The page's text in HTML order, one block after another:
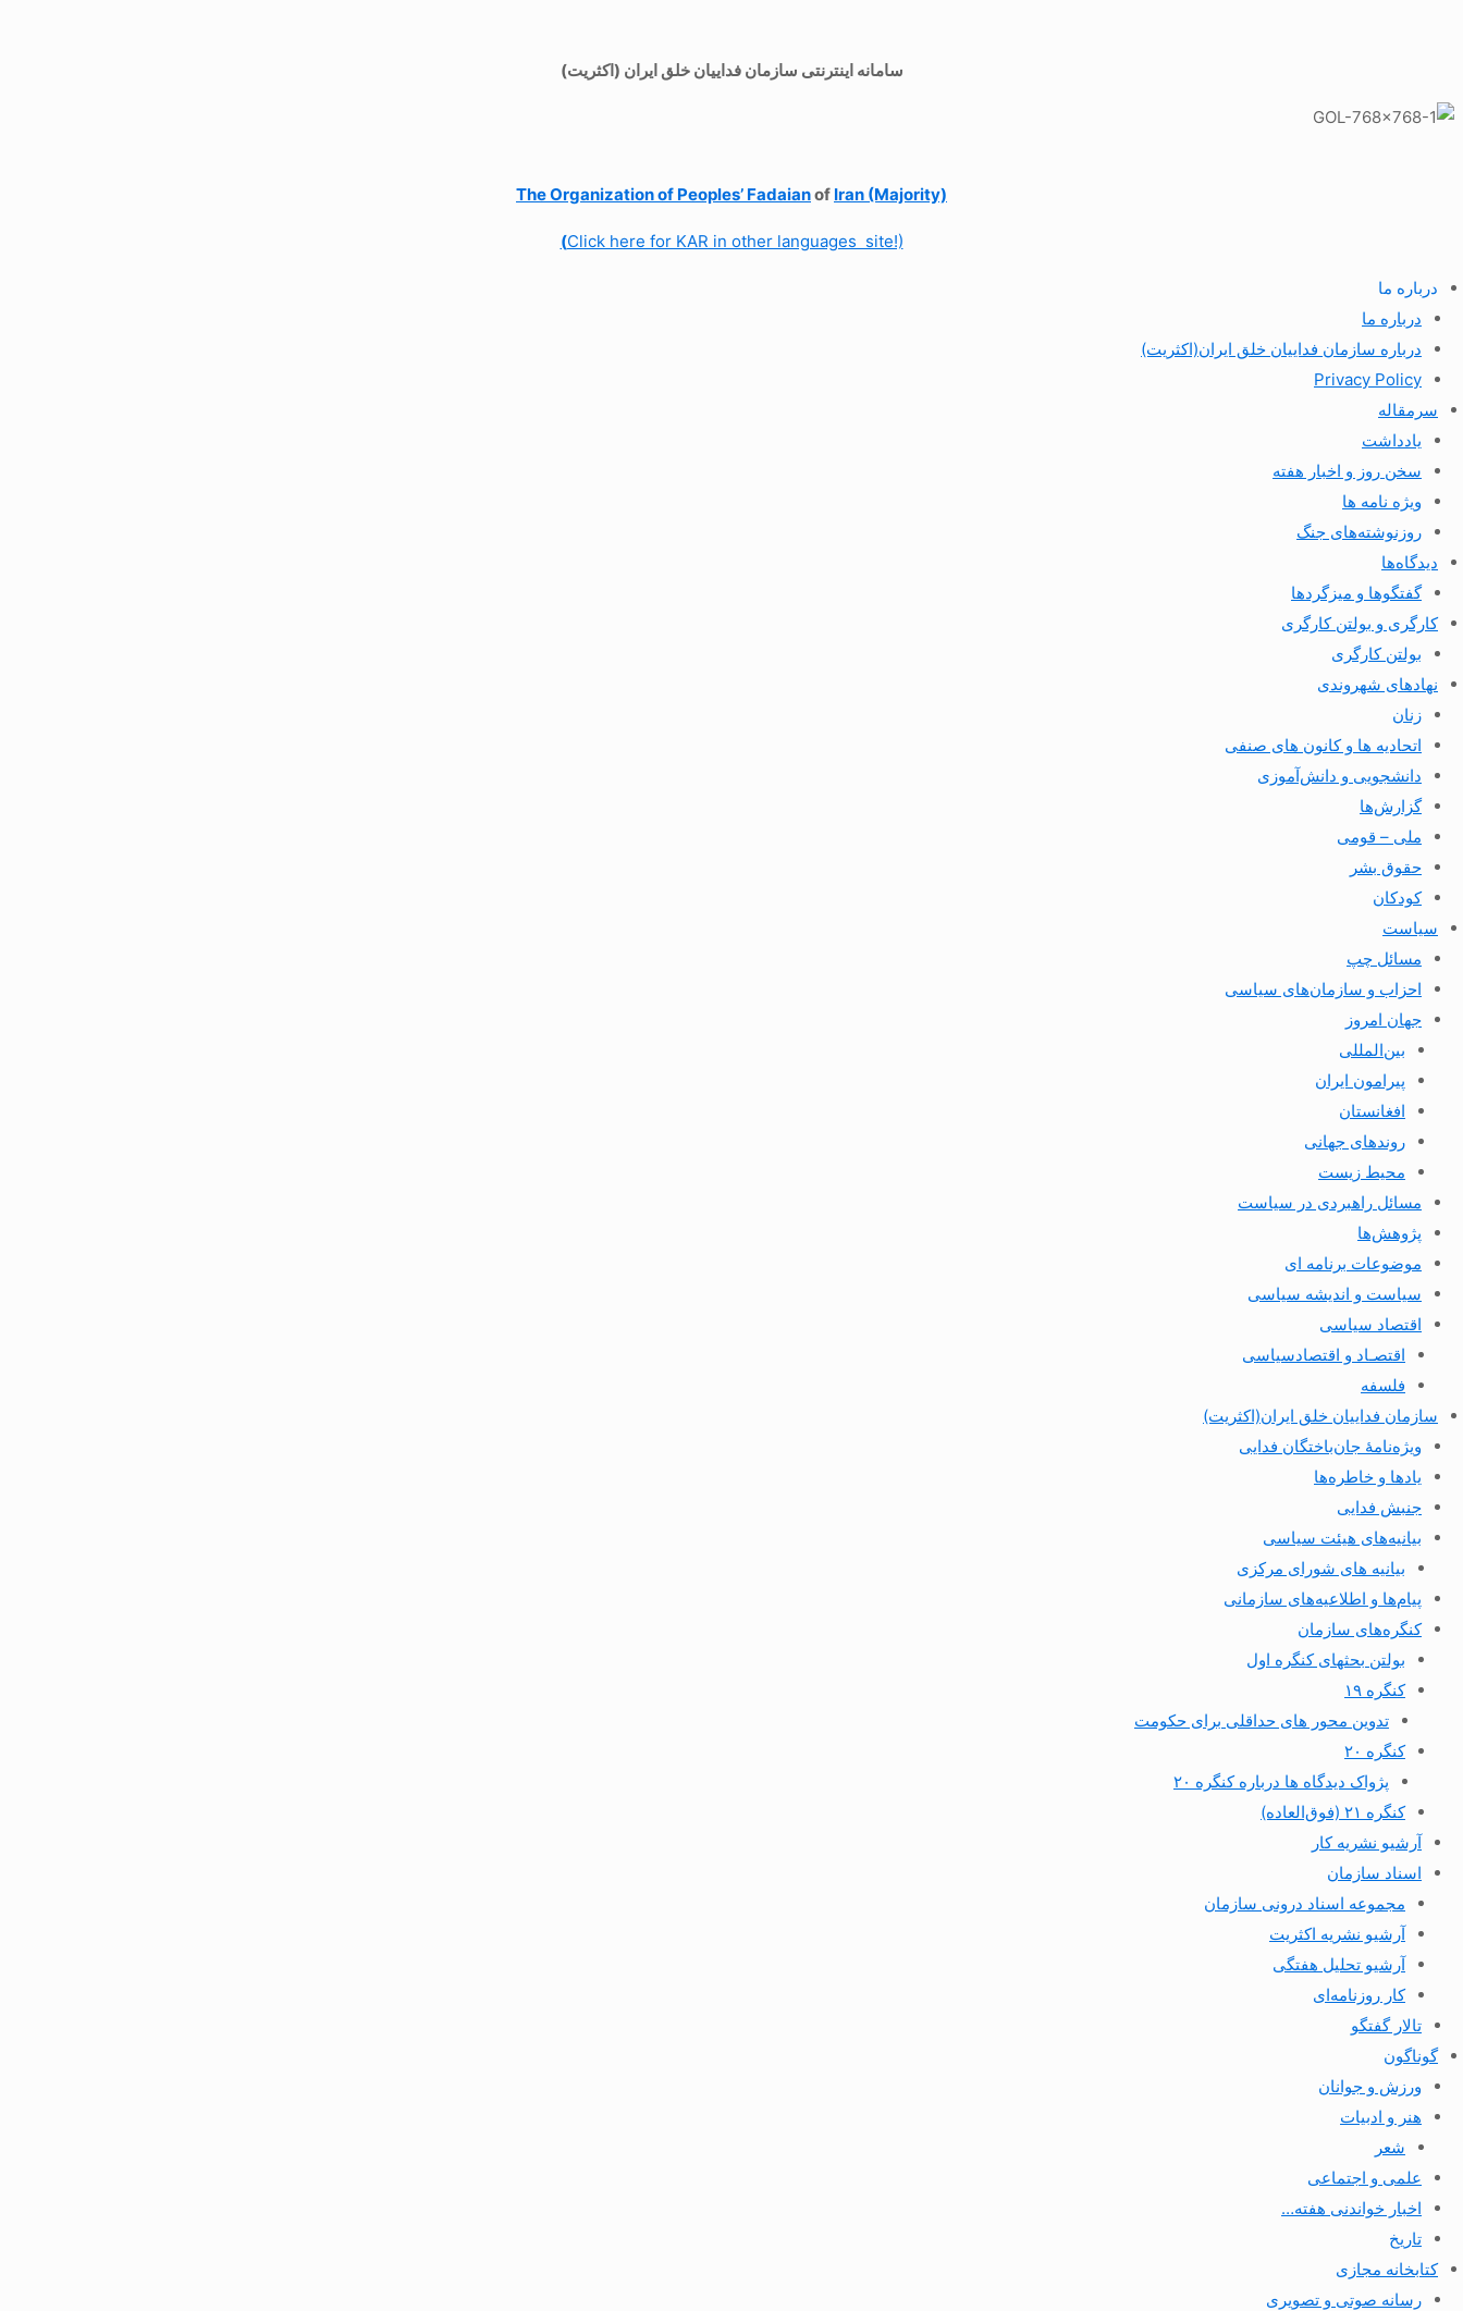
سامانه اینترنتی سازمان فداییان خلق ایران (اکثریت)
The Organization of Peoples’ Fadaianof Iran (Majority)
(Click here for KAR in other languages site!)
درباره ما
درباره ما
درباره سازمان فداییان خلق ایران(اکثریت)
Privacy Policy
سرمقاله
یادداشت
سخن روز و اخبار هفته
ویژه نامه ها
روزنوشته‌های جنگ
دیدگاه‌ها
گفتگوها و میزگردها
کارگری و بولتن کارگری
بولتن کارگری
نهادهای شهروندی
زنان
اتحادیه ها و کانون های صنفی
دانشجویی و دانش‌آموزی
گزارش‌ها
ملی – قومی
حقوق بشر
کودکان
سیاست
مسائل چپ
احزاب و سازمان‌های سیاسی
جهان امروز
بین‌المللی
پیرامون ایران
افغانستان
روندهای جهانی
محیط زیست
مسائل راهبردی در سیاست
پژوهش‌ها
موضوعات برنامه ای
سیاست و اندیشه سیاسی
اقتصاد سیاسی
اقتصـاد و اقتصاد‌سیاسی
فلسفه
سازمان فداییان خلق ایران(اکثریت)
ویژه‌نامهٔ جان‌باختگان فدایی
یادها و خاطره‌ها
جنبش فدایی
بیانیه‌های هیئت سیاسی
بیانیه های شورای مرکزی
پیام‌ها و اطلاعیه‌های سازمانی
کنگره‌های سازمان
بولتن بحثهای کنگره اول
کنگره ۱۹
تدوین محور های حداقلی برای حکومت
کنگره ۲۰
پژواک دیدگاه ها درباره کنگره ۲۰
کنگره ۲۱ (فوق‌العاده)
آرشیو نشریه کار
اسناد سازمان
مجموعه اسناد درونی سازمان
آرشیو نشریه اکثریت
آرشیو تحلیل هفتگی
کار روزنامه‌ای
تالار گفتگو
گوناگون
ورزش و جوانان
هنر و ادبیات
شعر
علمی و اجتماعی
اخبار خواندنی هفته…
تاریخ
کتابخانه مجازی
رسانه صوتی و تصویری